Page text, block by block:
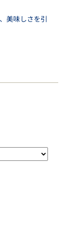
美味しさを引